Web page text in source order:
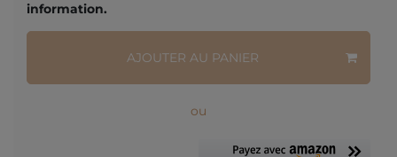
information.
AJOUTER AU PANIER
ou